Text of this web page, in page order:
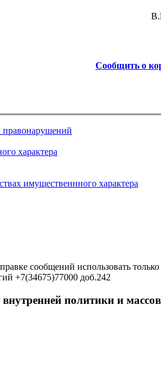
Сообщить о
характера
имущественнного характера
сообщений использовать
+7(34675)77000 доб.242
политики и